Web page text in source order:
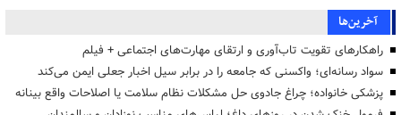
آخرین‌ها
راهکارهای تقویت تاب‌آوری و ارتقای مهارت‌های اجتماعی + فیلم
سواد رسانه‌ای؛ واکسنی که جامعه را در برابر سیل اخبار جعلی ایمن می‌کند
پزشکی خانواده؛ چراغ جادوی حل مشکلات نظام سلامت یا اصلاحات واقع بینانه